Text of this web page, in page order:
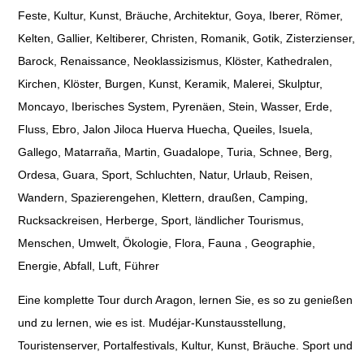
Feste, Kultur, Kunst, Bräuche, Architektur, Goya, Iberer, Römer,
Kelten, Gallier, Keltiberer, Christen, Romanik, Gotik, Zisterzienser,
Barock, Renaissance, Neoklassizismus, Klöster, Kathedralen,
Kirchen, Klöster, Burgen, Kunst, Keramik, Malerei, Skulptur,
Moncayo, Iberisches System, Pyrenäen, Stein, Wasser, Erde,
Fluss, Ebro, Jalon Jiloca Huerva Huecha, Queiles, Isuela,
Gallego, Matarraña, Martin, Guadalope, Turia, Schnee, Berg,
Ordesa, Guara, Sport, Schluchten, Natur, Urlaub, Reisen,
Wandern, Spazierengehen, Klettern, draußen, Camping,
Rucksackreisen, Herberge, Sport, ländlicher Tourismus,
Menschen, Umwelt, Ökologie, Flora, Fauna , Geographie,
Energie, Abfall, Luft, Führer
Eine komplette Tour durch Aragon, lernen Sie, es so zu genießen
und zu lernen, wie es ist. Mudéjar-Kunstausstellung,
Touristenserver, Portalfestivals, Kultur, Kunst, Bräuche. Sport und